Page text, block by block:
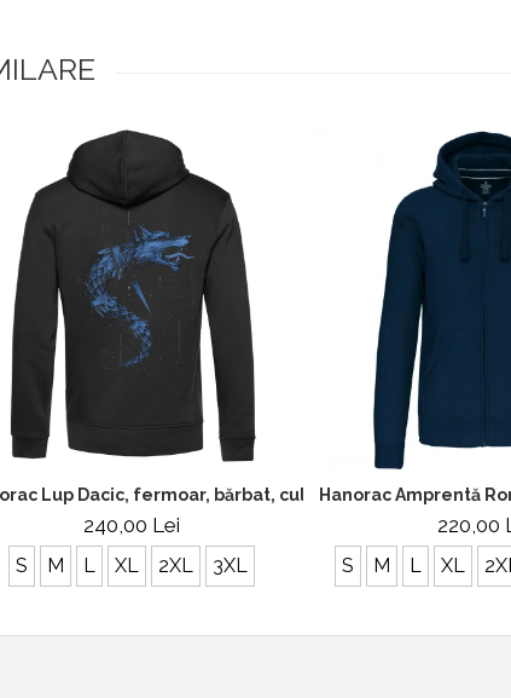
Lup Dacic, fermoar, bărbat, culoare neagră CH24
240,00 Lei
S M L XL 2XL 3XL
Hanorac Amprentă
220,00
S M L XL